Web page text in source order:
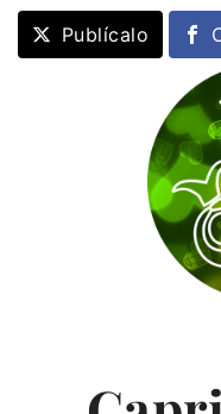
Publícalo